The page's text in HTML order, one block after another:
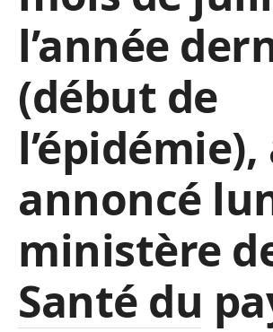
l’année
(début de
l’épidémie),
annoncé
ministère
Santé du